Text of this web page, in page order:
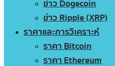
ข่าว Dogecoin
ข่าว Ripple (XRP)
ราคาและการวิเคราะห์
ราคา Bitcoin
ราคา Ethereum